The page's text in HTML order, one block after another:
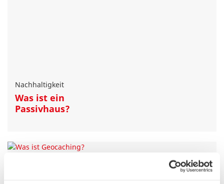
Nachhaltigkeit
Was ist ein
Passivhaus?